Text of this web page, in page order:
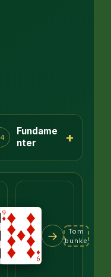
Fundame
nter
+
→
Tom
bunke